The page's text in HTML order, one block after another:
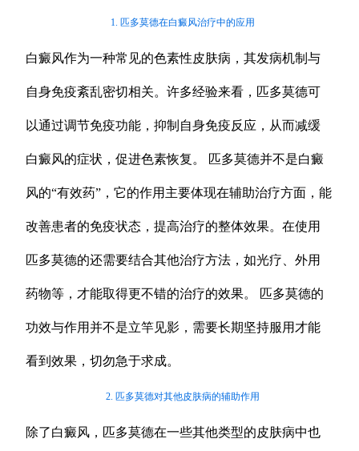
1. 匹多莫德在白癜风治疗中的应用
白癜风作为一种常见的色素性皮肤病，其发病机制与
自身免疫紊乱密切相关。许多经验来看，匹多莫德可
以通过调节免疫功能，抑制自身免疫反应，从而减缓
白癜风的症状，促进色素恢复。 匹多莫德并不是白癜
风的“有效药”，它的作用主要体现在辅助治疗方面，能
改善患者的免疫状态，提高治疗的整体效果。在使用
匹多莫德的还需要结合其他治疗方法，如光疗、外用
药物等，才能取得更不错的治疗的效果。 匹多莫德的
功效与作用并不是立竿见影，需要长期坚持服用才能
看到效果，切勿急于求成。
2. 匹多莫德对其他皮肤病的辅助作用
除了白癜风，匹多莫德在一些其他类型的皮肤病中也